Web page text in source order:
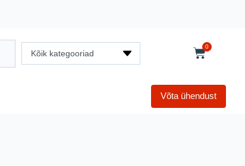
Kõik kategooriad
0
Võta ühendust